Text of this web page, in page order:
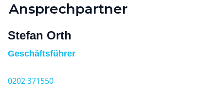
Ansprechpartner
Stefan Orth
Geschäftsführer
0202 371550